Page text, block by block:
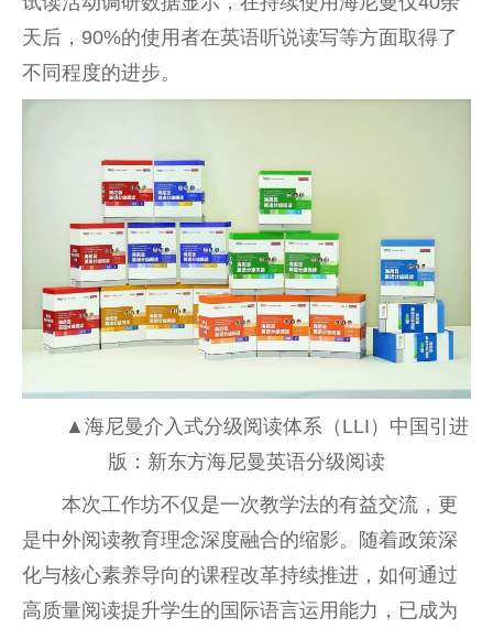
天后，90%的使用者在英语听说读写等方面取得了
不同程度的进步。
▲海尼曼介入式分级阅读体系（LLI）中国引进
版：新东方海尼曼英语分级阅读
本次工作坊不仅是一次教学法的有益交流，更
是中外阅读教育理念深度融合的缩影。随着政策深
化与核心素养导向的课程改革持续推进，如何通过
高质量阅读提升学生的国际语言运用能力，已成为